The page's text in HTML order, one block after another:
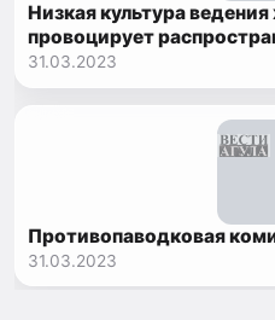
Низкая культура
провоцирует
Дагестане
31.03.2023
Противопаводковая
31.03.2023